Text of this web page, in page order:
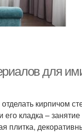
для
кирпичом
кладка –